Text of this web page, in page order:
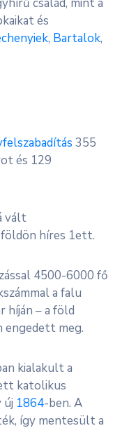
és
, Bartalok,
355
és 129
vált
földön híres 1ett.
4500-6000 fő
a falu
híján – a föld
meg.
kialakult a
katolikus
1864-ben. A
így mentesült a